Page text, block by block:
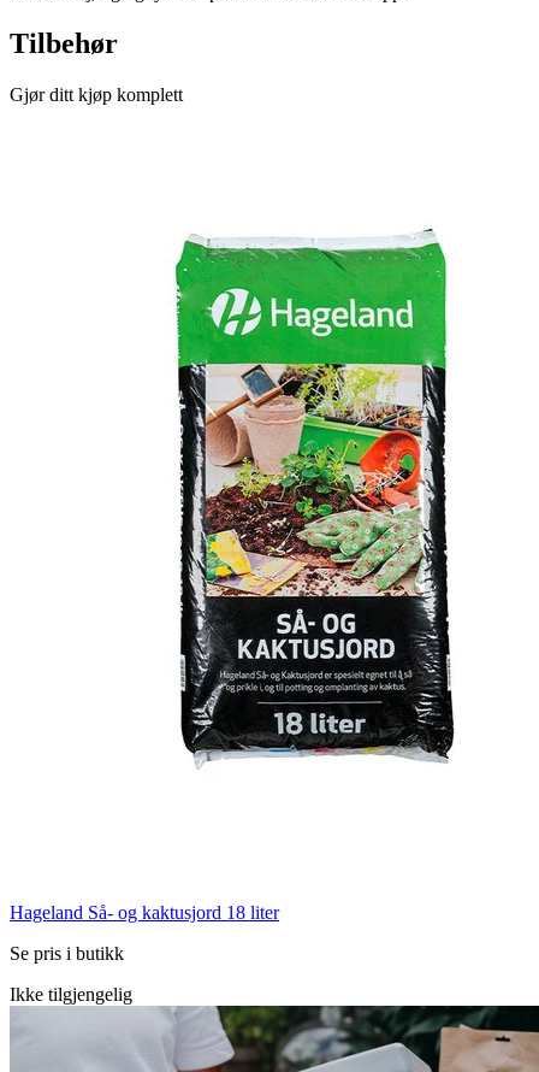
Tilbehør
Gjør ditt kjøp komplett
Hageland Så- og kaktusjord 18 liter
Se pris i butikk
Ikke tilgjengelig